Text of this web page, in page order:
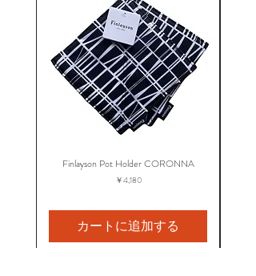
Finlayson Pot Holder CORONNA
価格
￥4,180
カートに追加する